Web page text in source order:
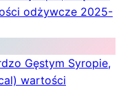
odżywcze 2025-
Gęstym Syropie,
wartości